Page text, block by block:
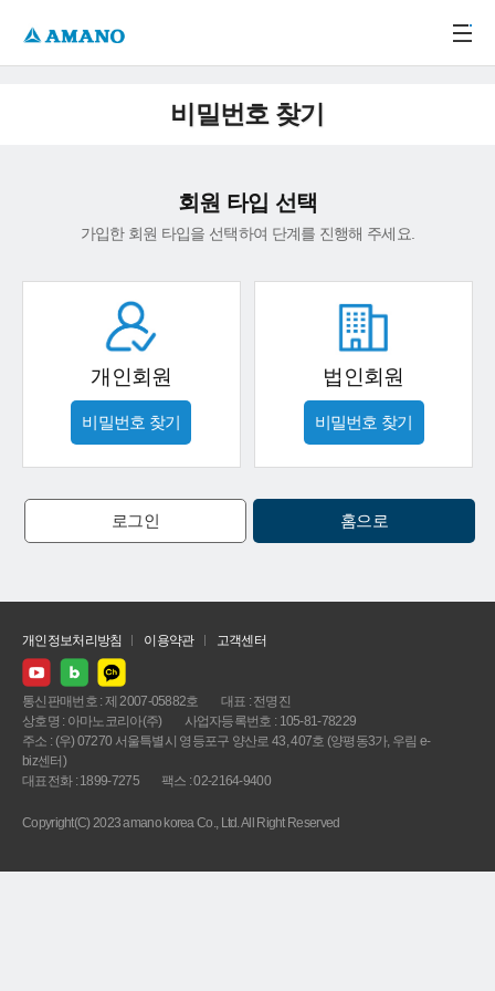
비밀번호 찾기
회원 타입 선택
가입한 회원 타입을 선택하여 단계를 진행해 주세요.
개인회원
비밀번호 찾기
법인회원
비밀번호 찾기
로그인 홈으로
개인정보처리방침 이용약관 고객센터
통신판매번호 : 제 2007-05882호
대표 : 전명진
상호명 : 아마노코리아(주)
사업자등록번호 : 105-81-78229
주소 : (우) 07270 서울특별시 영등포구 양산로 43, 407호 (양평동3가, 우림 e-
biz센터)
대표전화 : 1899-7275
팩스 : 02-2164-9400
Copyright(C) 2023 amano korea Co., Ltd. All Right Reserved